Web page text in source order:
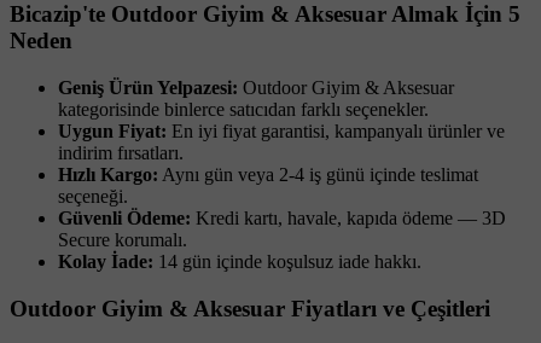
Bicazip'te Outdoor Giyim & Aksesuar Almak İçin 5
Neden
Geniş Ürün Yelpazesi: Outdoor Giyim & Aksesuar
kategorisinde binlerce satıcıdan farklı seçenekler.
Uygun Fiyat: En iyi fiyat garantisi, kampanyalı ürünler ve
indirim fırsatları.
Hızlı Kargo: Aynı gün veya 2-4 iş günü içinde teslimat
seçeneği.
Güvenli Ödeme: Kredi kartı, havale, kapıda ödeme — 3D
Secure korumalı.
Kolay İade: 14 gün içinde koşulsuz iade hakkı.
Outdoor Giyim & Aksesuar Fiyatları ve Çeşitleri